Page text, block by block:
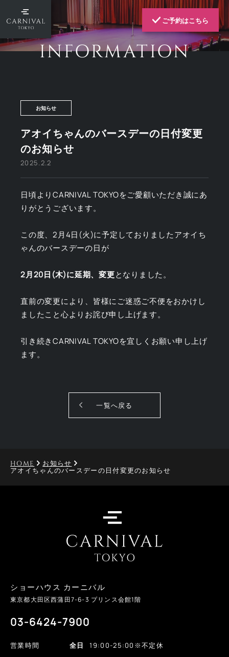
ご予約はこちら
INFORMATION
お知らせ
アオイちゃんのバースデーの日付変更
のお知らせ
2025.2.2
日頃よりCARNIVAL TOKYOをご愛顧いただき誠にあ
りがとうございます。
この度、2月4日(火)に予定しておりましたアオイち
ゃんのバースデーの日が
2月20日(木)に延期、変更となりました。
直前の変更により、皆様にご迷惑ご不便をおかけし
ましたこと心よりお詫び申し上げます。
引き続きCARNIVAL TOKYOを宜しくお願い申し上げ
ます。
一覧へ戻る
HOME お知らせ
アオイちゃんのバースデーの日付変更のお知らせ
ショーハウス カーニバル
東京都大田区西蒲田7-6-3 プリンス会館1階
03-6424-7900
営業時間 全日 19:00-25:00 ※不定休